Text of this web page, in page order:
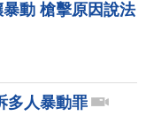
動 槍擊原因說法
多人暴動罪